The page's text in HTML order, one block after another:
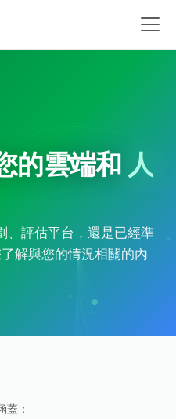
的雲端和 人
、評估平台，還是已經準
解與您的情況相關的內
蓋：